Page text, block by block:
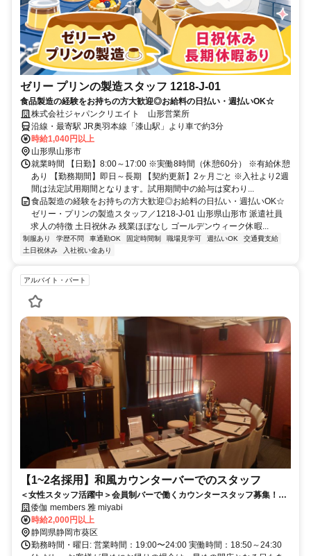
ゼリー プリンの製造スタッフ 1218-J-01
食品製造の経験をお持ちの方大歓迎◎お給料の日払い・週払いOK☆
株式会社ジャパンクリエイト 山形営業所
沿線・最寄駅 JR奥羽本線「漆山駅」より車で約3分
時給1,040円以上
山形県山形市
就業時間 【日勤】8:00～17:00 ※実働8時間（休憩60分） ※有給休憩
あり 【勤務期間】即日～長期 【契約更新】2ヶ月ごと ※入社より2週
間は法定試用期間となります。試用期間中の給与は変わり...
食品製造の経験をお持ちの方大歓迎◎お給料の日払い・週払いOK☆
ゼリー・プリンの製造スタッフ／1218-J-01 山形県山形市 派遣社員
求人の特徴 土日祝休み 残業ほぼなし ゴールデンウィーク休暇...
制服あり 学歴不問 車通勤OK 固定時間制 職場見学可 週払いOK
交通費支給
土日祝休み
入社祝い金あり
アルバイト・パート
【1~2名採用】和風カウンターバーでのスタッフ
＜女性スタッフ活躍中＞会員制バーで働くカウンタースタッフ募集！未
経験者歓迎！週1〜2日
倭伽 members 雅 miyabi
時給2,000円以上
静岡県静岡市葵区
勤務時間・曜日: 営業時間：19:00〜24:00 実働時間：18:50～24:30